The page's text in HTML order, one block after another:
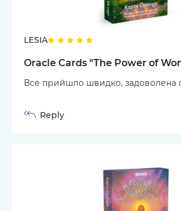
LESIA
Oracle Cards "The Power of
Все прийшло швидко, задоволена
Reply